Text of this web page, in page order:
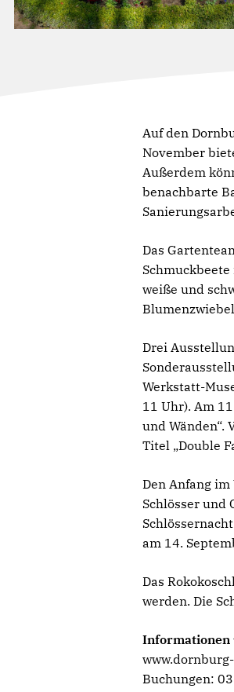
Auf den
November
Außerdem
benachbarte
Das
weiße und
Drei
Werkstatt-
11 Uhr). Am
und Wänden“.
Titel „Double
Den Anfang
Schlösser und
am 14.
Das
werden. Die
Informationen
Buchungen: